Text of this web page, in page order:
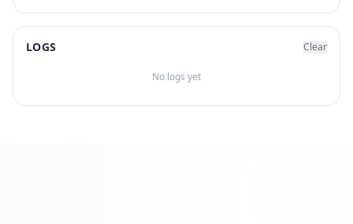
LOGS Clear
No logs yet